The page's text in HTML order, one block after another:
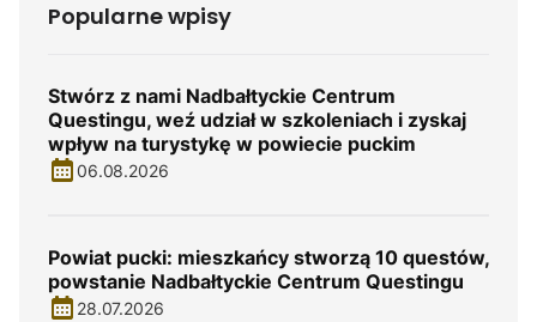
Popularne wpisy
Stwórz z nami Nadbałtyckie Centrum
Questingu, weź udział w szkoleniach i zyskaj
wpływ na turystykę w powiecie puckim
06.08.2026
Powiat pucki: mieszkańcy stworzą 10 questów,
powstanie Nadbałtyckie Centrum Questingu
28.07.2026